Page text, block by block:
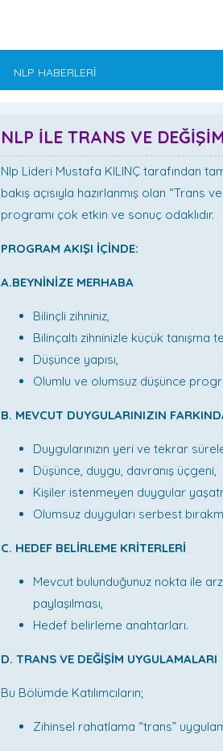
NLP HABERLERİ
NLP İLE TRANS VE
Nlp Lideri Mustafa KILINÇ tarafından
bakış açısıyla hazırlanmış olan “Trans
programı çok etkin ve sonuç odaklıdır.
PROGRAM AKIŞI İÇİNDE:
A.BEYNİNİZE MERHABA
Bilinçli zihniniz,
Bilinçaltı zihninizle küçük tanışma
Düşünce yapısı,
Olumlu ve olumsuz düşünce
B. MEVCUT DUYGULARINIZIN
Duygularınızın yeri ve tekrar
Düşünce, duygu, davranış üçgeni,
Kişiler istenmeyen duygular
Olumsuz duyguları serbest
C. HEDEF BELİRLEME KRİTERLERİ
Mevcut bulunduğunuz nokta ile
paylaşılması,
Hedef belirleme anahtarları.
D. TRANS VE DEĞİŞİM UYGULAMALARI
Bu Bölümde Katılımcıların;
Zihinsel rahatlama “trans”